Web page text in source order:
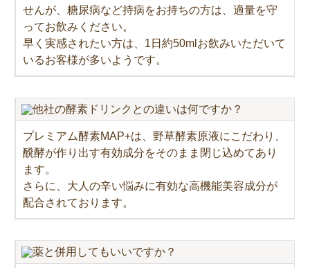
せんが、糖尿病など持病をお持ちの方は、適量を守
ってお飲みください。
早く実感されたい方は、1日約50mlお飲みいただいて
いるお客様が多いようです。
他社の酵素ドリンクとの違いは何ですか？
プレミアム酵素MAP+は、野草酵素原液にこだわり、
醗酵が作り出す有効成分をそのまま閉じ込めてあり
ます。
さらに、大人の辛い悩みに有効な高機能美容成分が
配合されております。
薬と併用してもいいですか？